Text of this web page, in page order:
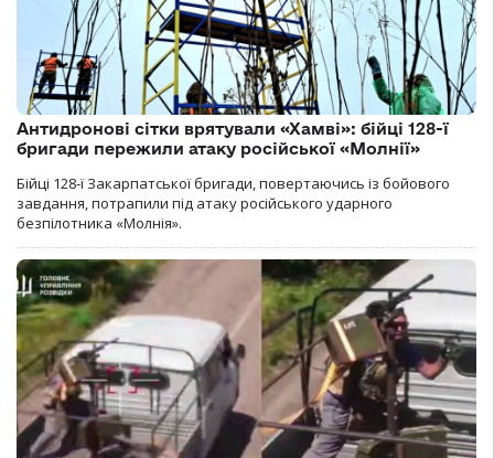
Антидронові сітки врятували «Хамві»: бійці 128-ї
бригади пережили атаку російської «Молнії»
Бійці 128-ї Закарпатської бригади, повертаючись із бойового
завдання, потрапили під атаку російського ударного
безпілотника «Молнія».